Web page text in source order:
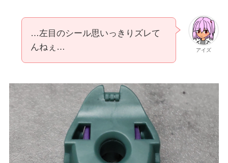
アイズ
…左目のシール思いっきりズレて
んねぇ…